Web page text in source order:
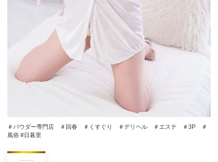
＃パウダー専門店 ＃回春 ＃くすぐり ＃デリヘル ＃エステ ＃3P ＃
風俗 #日暮里